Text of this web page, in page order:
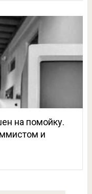
на помойку.
и